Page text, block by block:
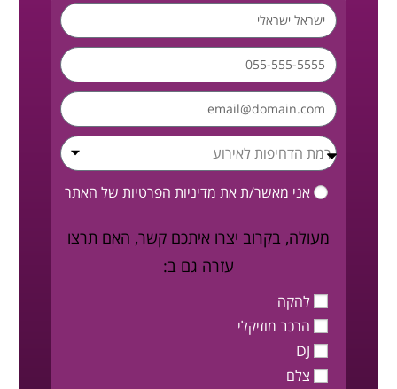
אני מאשר/ת את מדיניות הפרטיות של האתר
מעולה, בקרוב יצרו איתכם קשר, האם תרצו
עזרה גם ב:
להקה
הרכב מוזיקלי
DJ
צלם